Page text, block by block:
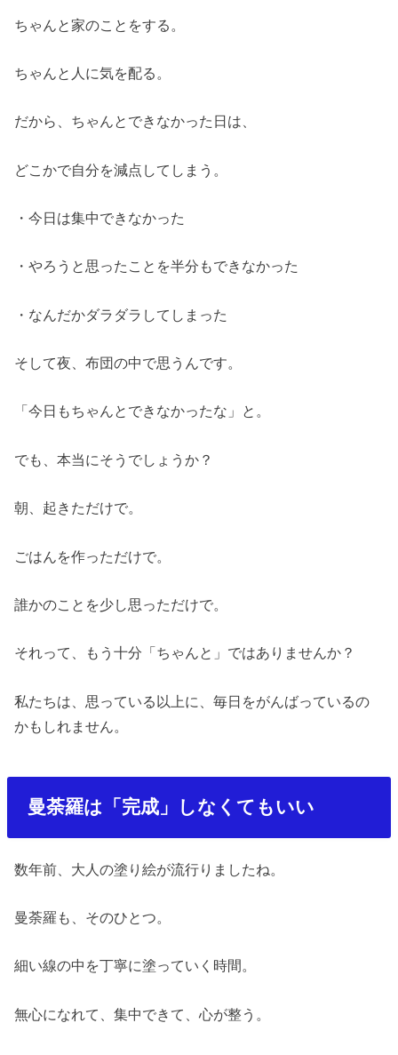
ちゃんと家のことをする。
ちゃんと人に気を配る。
だから、ちゃんとできなかった日は、
どこかで自分を減点してしまう。
・今日は集中できなかった
・やろうと思ったことを半分もできなかった
・なんだかダラダラしてしまった
そして夜、布団の中で思うんです。
「今日もちゃんとできなかったな」と。
でも、本当にそうでしょうか？
朝、起きただけで。
ごはんを作っただけで。
誰かのことを少し思っただけで。
それって、もう十分「ちゃんと」ではありませんか？
私たちは、思っている以上に、毎日をがんばっているの
かもしれません。
曼荼羅は「完成」しなくてもいい
数年前、大人の塗り絵が流行りましたね。
曼荼羅も、そのひとつ。
細い線の中を丁寧に塗っていく時間。
無心になれて、集中できて、心が整う。